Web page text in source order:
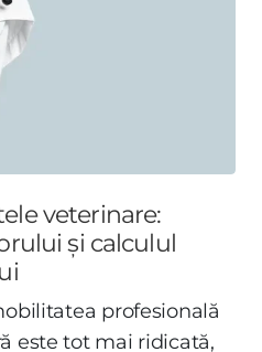
veterinare:
și calculul
profesională
este tot mai ridicată,